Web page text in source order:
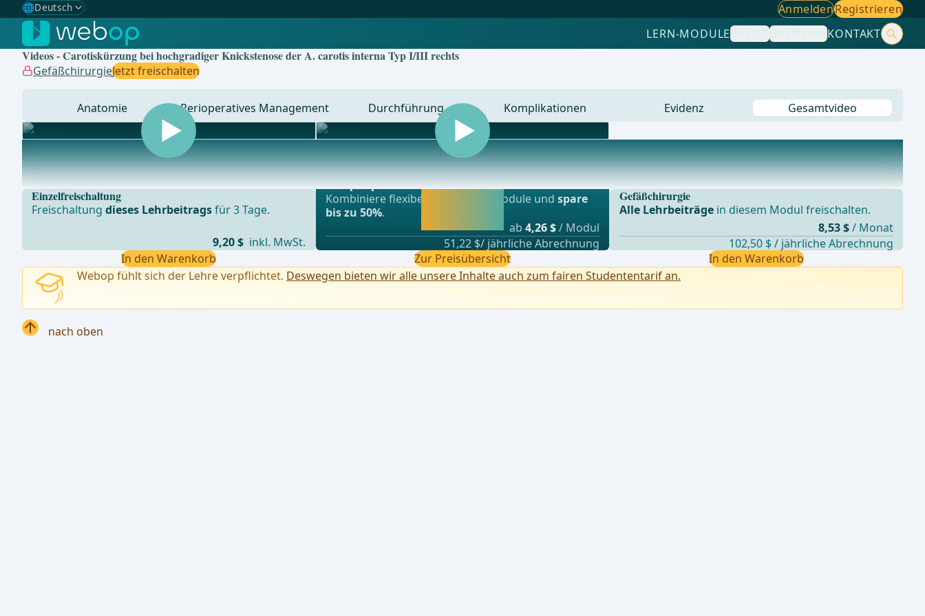
🌐Deutsch
Gewählte Sprache: Deutsch
🇩🇪 Deutsch ✓
🇬🇧English
🇧🇷Brasilianisch
AnmeldenRegistrieren
LERN-MODULEPREISEÜBER UNSKONTAKT
Videos - Carotiskürzung bei hochgradiger Knickstenose der A. carotis interna Typ I/III rechts
GefäßchirurgieJetzt freischalten
Anatomie Perioperatives Management Durchführung Komplikationen Evidenz Gesamtvideo
... - Operationen aus der Allgemein-, Viszeral- und Transplationschirurgie, Gefässchirurgie und Thor
Einzelfreischaltung
Freischaltungdieses Lehrbeitragsfür 3 Tage.
9,20 $ inkl. MwSt.
In den Warenkorb
Beliebtestes Angebot
webop - Sparflex
Kombiniere flexibel unsere Lernmodule undspare
bis zu 50%.
ab 4,26 $/ Modul
51,22 $/ jährliche Abrechnung
Zur Preisübersicht
Gefäßchirurgie
Alle Lehrbeiträgein diesem Modul freischalten.
8,53 $ / Monat
102,50 $ / jährliche Abrechnung
In den Warenkorb
Webop fühlt sich der Lehre verpflichtet. Deswegen bieten wir alle unsere Inhalte auch zum fairen Studententarif an.
nach oben